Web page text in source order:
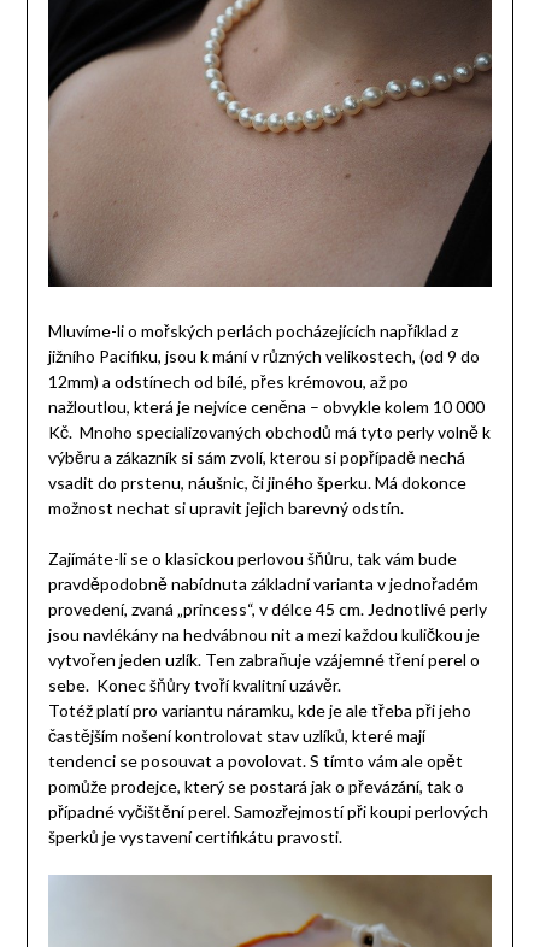
Mluvíme-li o mořských perlách pocházejících například z
jižního Pacifiku, jsou k mání v různých velikostech, (od 9 do
12mm) a odstínech od bílé, přes krémovou, až po
nažloutlou, která je nejvíce ceněna – obvykle kolem 10 000
Kč. Mnoho specializovaných obchodů má tyto perly volně k
výběru a zákazník si sám zvolí, kterou si popřípadě nechá
vsadit do prstenu, náušnic, či jiného šperku. Má dokonce
možnost nechat si upravit jejich barevný odstín.
Zajímáte-li se o klasickou perlovou šňůru, tak vám bude
pravděpodobně nabídnuta základní varianta v jednořadém
provedení, zvaná „princess“, v délce 45 cm. Jednotlivé perly
jsou navlékány na hedvábnou nit a mezi každou kuličkou je
vytvořen jeden uzlík. Ten zabraňuje vzájemné tření perel o
sebe. Konec šňůry tvoří kvalitní uzávěr.
Totéž platí pro variantu náramku, kde je ale třeba při jeho
častějším nošení kontrolovat stav uzlíků, které mají
tendenci se posouvat a povolovat. S tímto vám ale opět
pomůže prodejce, který se postará jak o převázání, tak o
případné vyčištění perel. Samozřejmostí při koupi perlových
šperků je vystavení certifikátu pravosti.